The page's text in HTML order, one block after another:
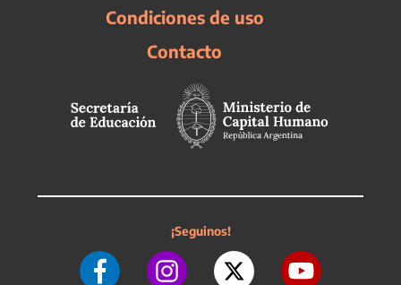
Condiciones de uso
Contacto
¡Seguinos!